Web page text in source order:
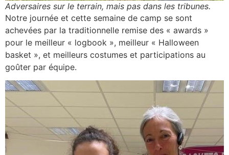
Adversaires sur le terrain, mais pas dans les tribunes.
Notre journée et cette semaine de camp se sont
achevées par la traditionnelle remise des « awards »
pour le meilleur « logbook », meilleur « Halloween
basket », et meilleurs costumes et participations au
goûter par équipe.